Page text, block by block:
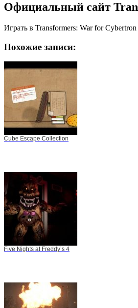
Официальный сайт
Играть в Transformers: War for
Похожие записи:
Cube Escape Collection
Five Nights at Freddy’s 4